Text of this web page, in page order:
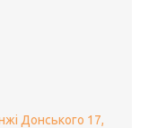
Донського 17,